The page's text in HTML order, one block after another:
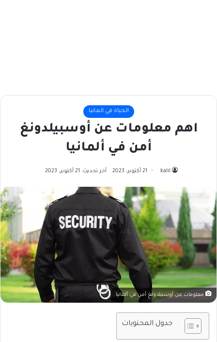
الحياة في المانيا
اهم معلومات عن أوسبيلدونغ
أمن في ألمانيا
kalil 21 أكتوبر، 2023 آخر تحديث: 21 أكتوبر، 2023
معلومات عن أوسبيلدونغ أمن في ألمانيا
جدول المحتويات